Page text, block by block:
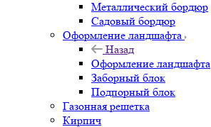
Металлический бордюр
Садовый бордюр
Оформление ландшафта
Назад
Оформление ландшафта
Заборный блок
Подпорный блок
Газонная решетка
Кирпич